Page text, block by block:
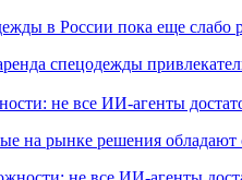
в России пока еще слабо
не все ИИ-агенты
на рынке решения